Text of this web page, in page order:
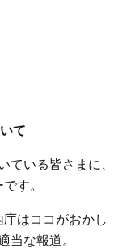
て
ている皆さまに、
す。
はココがおかし
当な報道。